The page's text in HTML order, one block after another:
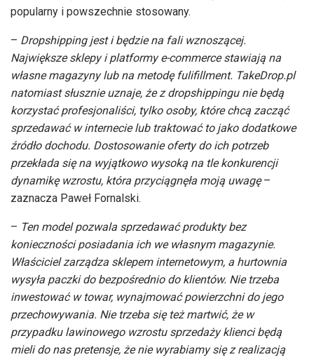
popularny i powszechnie stosowany.
– Dropshipping jest i będzie na fali wznoszącej.
Największe sklepy i platformy e-commerce stawiają na
własne magazyny lub na metodę fulifillment. TakeDrop.pl
natomiast słusznie uznaje, że z dropshippingu nie będą
korzystać profesjonaliści, tylko osoby, które chcą zacząć
sprzedawać w internecie lub traktować to jako dodatkowe
źródło dochodu. Dostosowanie oferty do ich potrzeb
przekłada się na wyjątkowo wysoką na tle konkurencji
dynamikę wzrostu, która przyciągnęła moją uwagę–
zaznacza Paweł Fornalski.
– Ten model pozwala sprzedawać produkty bez
konieczności posiadania ich we własnym magazynie.
Właściciel zarządza sklepem internetowym, a hurtownia
wysyła paczki do bezpośrednio do klientów. Nie trzeba
inwestować w towar, wynajmować powierzchni do jego
przechowywania. Nie trzeba się też martwić, że w
przypadku lawinowego wzrostu sprzedaży klienci będą
mieli do nas pretensje, że nie wyrabiamy się z realizacją